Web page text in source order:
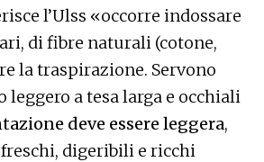
l’Ulss «occorre indossare
di fibre naturali (cotone,
la traspirazione. Servono
leggero a tesa larga e occhiali
deve essere leggera,
digeribili e ricchi